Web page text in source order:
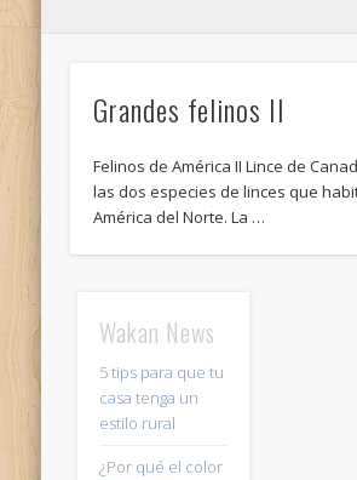
Grandes felinos II
Felinos de América II Lince de
las dos especies de linces que
América del Norte. La …
Wakan News
5 tips para que tu
casa tenga un
estilo rural
¿Por qué el color